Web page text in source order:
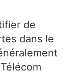
de
dans le